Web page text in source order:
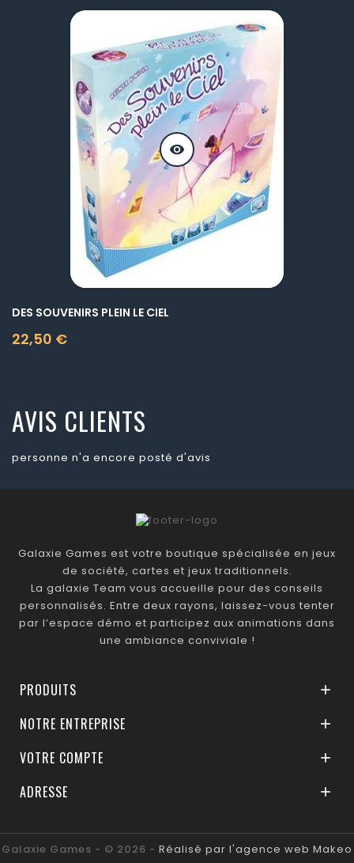
visibility
DES SOUVENIRS PLEIN LE CIEL
22,50 €
Prix
AVIS CLIENTS
personne n'a encore posté d'avis
Galaxie Games est votre boutique spécialisée en jeux
de société, cartes et jeux traditionnels.
La galaxie Team vous accueille pour des conseils
personnalisés. Entre deux rayons, laissez-vous tenter
par l’espace démo et participez aux animations dans
une ambiance conviviale !
PRODUITS 
NOTRE ENTREPRISE 
VOTRE COMPTE 
ADRESSE 
Galaxie Games - © 2026 - Réalisé par l'agence web Makeo